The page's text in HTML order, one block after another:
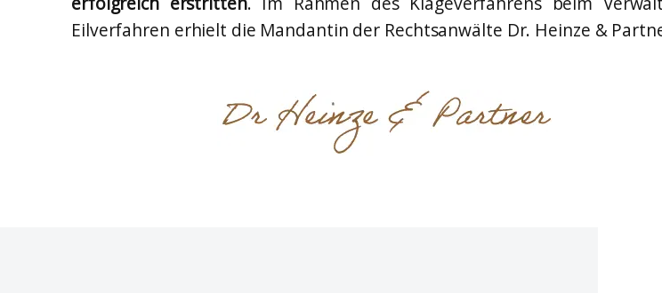
Eilverfahren erhielt die Mandantin der Rechtsanwälte Dr. Heinze &